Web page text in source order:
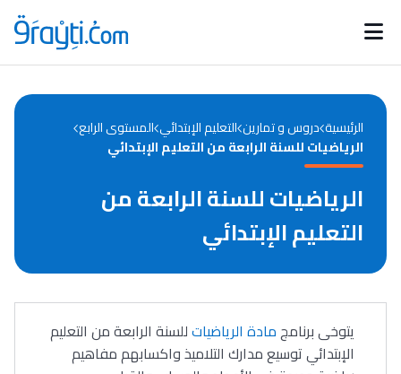
Catégories
d'actualités
Annonces bourses
الرئيسية دروس و تمارين التعليم الإبتدائي المستوى الرابع
الرياضيات للسنة الرابعة من التعليم الإبتدائي
الرياضيات للسنة الرابعة من
التعليم الإبتدائي
يتوخى برنامجمادة الرياضياتللسنة الرابعة من التعليم
الإبتدائي توسيع مدارك التلاميذ واكسابهم مفاهيم